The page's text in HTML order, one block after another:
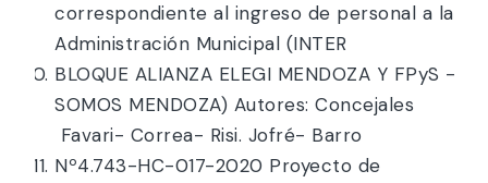
correspondiente al ingreso de personal a la
Administración Municipal (INTER
BLOQUE ALIANZA ELEGI MENDOZA Y FPyS -
SOMOS MENDOZA) Autores: Concejales
Favari- Correa- Risi. Jofré- Barro
Nº4.743-HC-017-2020 Proyecto de